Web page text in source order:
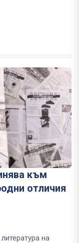
към
отличия
на